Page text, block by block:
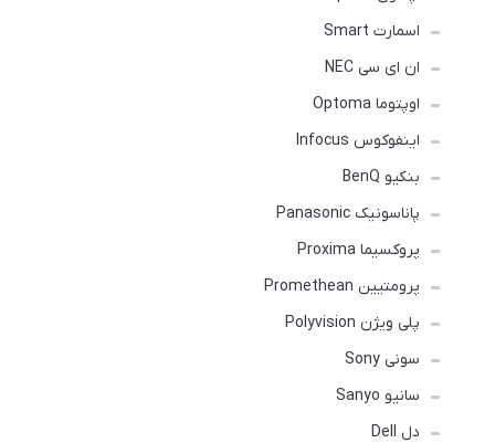
اسمارت Smart
ان ای سی NEC
اوپتوما Optoma
اینفوکوس Infocus
بنکیو BenQ
پاناسونیک Panasonic
پروکسیما Proxima
پرومتیین Promethean
پلی ویژن Polyvision
سونی Sony
سانیو Sanyo
دل Dell